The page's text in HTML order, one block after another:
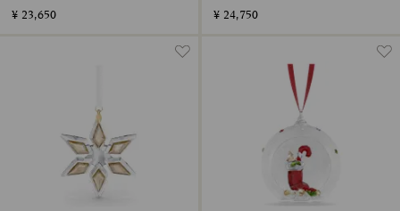
¥ 23,650 ¥ 24,750